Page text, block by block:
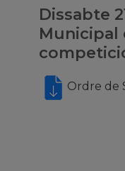
Dissabte
Municipal
Ordre de